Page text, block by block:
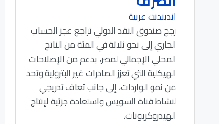
اندبندنت عربية
رجح صندوق النقد الدولي تراجع عجز الحساب
الجاري إلى نحو ثلاثة في المئة من الناتج
المحلي الإجمالي لمصر، بدعم من الإصلاحات
الهيكلية التي تعزز الصادرات غير البترولية وتحد
من نمو الواردات، إلى جانب تعاف تدريجي
لنشاط قناة السويس واستعادة جزئية لإنتاج
الهيدروكربونات.